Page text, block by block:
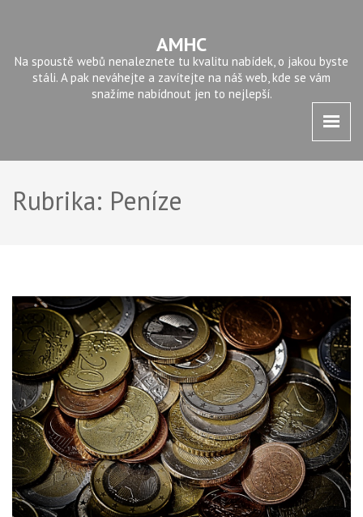
AMHC
Na spoustě webů nenaleznete tu kvalitu nabídek, o jakou byste
stáli. A pak neváhejte a zavítejte na náš web, kde se vám
snažíme nabídnout jen to nejlepší.
Rubrika: Peníze